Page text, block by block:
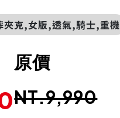
克,女版,透氣,騎士,重機
原價
NT.9,990